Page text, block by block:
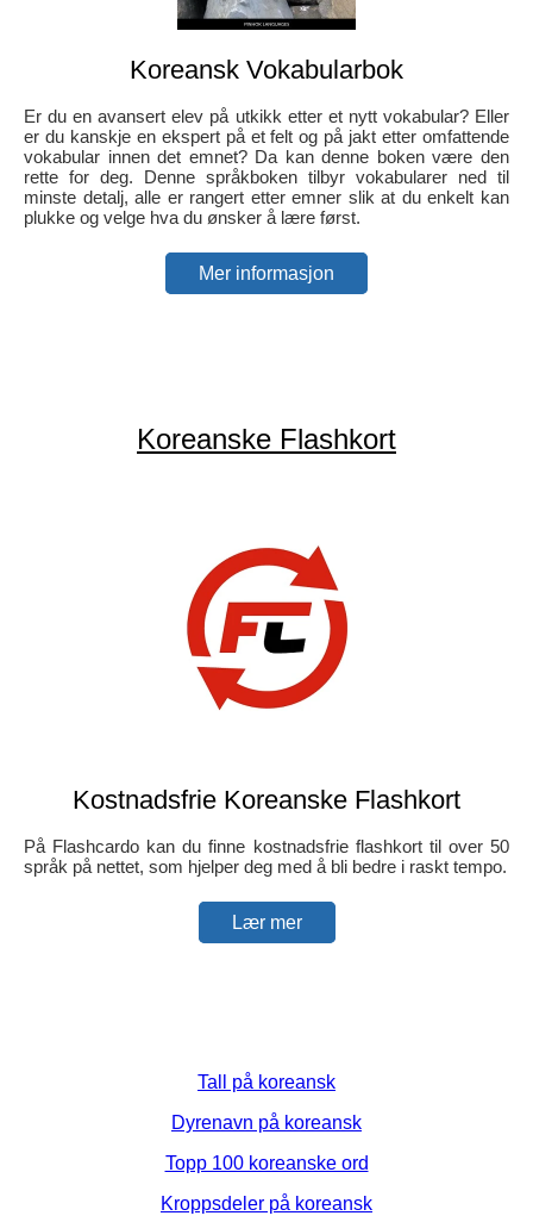
Koreansk Vokabularbok
Er du en avansert elev på utkikk etter et nytt vokabular? Eller
er du kanskje en ekspert på et felt og på jakt etter omfattende
vokabular innen det emnet? Da kan denne boken være den
rette for deg. Denne språkboken tilbyr vokabularer ned til
minste detalj, alle er rangert etter emner slik at du enkelt kan
plukke og velge hva du ønsker å lære først.
Mer informasjon
Koreanske Flashkort
Kostnadsfrie Koreanske Flashkort
På Flashcardo kan du finne kostnadsfrie flashkort til over 50
språk på nettet, som hjelper deg med å bli bedre i raskt tempo.
Lær mer
Tall på koreansk
Dyrenavn på koreansk
Topp 100 koreanske ord
Kroppsdeler på koreansk